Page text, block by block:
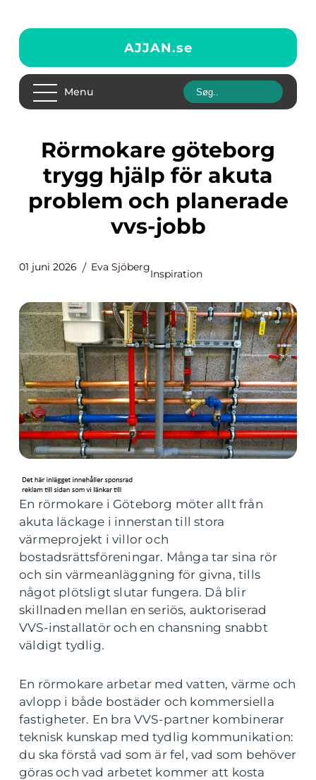
AJJAN.se
Menu
Rörmokare göteborg
trygg hjälp för akuta
problem och planerade
vvs-jobb
01 juni 2026 Eva Sjöberg
Inspiration
En rörmokare i Göteborg möter allt från
akuta läckage i innerstan till stora
värmeprojekt i villor och
bostadsrättsföreningar. Många tar sina rör
och sin värmeanläggning för givna, tills
något plötsligt slutar fungera. Då blir
skillnaden mellan en seriös, auktoriserad
VVS-installatör och en chansning snabbt
väldigt tydlig.
En rörmokare arbetar med vatten, värme och
avlopp i både bostäder och kommersiella
fastigheter. En bra VVS-partner kombinerar
teknisk kunskap med tydlig kommunikation:
du ska förstå vad som är fel, vad som behöver
göras och vad arbetet kommer att kosta